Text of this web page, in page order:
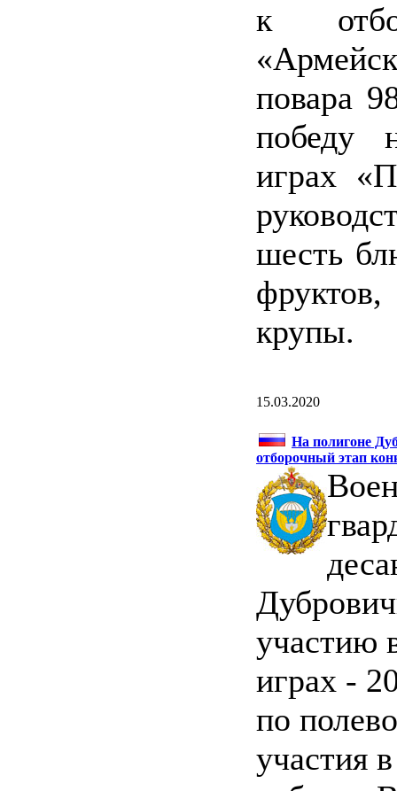
к
повара
победу
играх
шесть
крупы.
15.03.2020
На полигоне
отборочный этап
участию
играх -
по
участия